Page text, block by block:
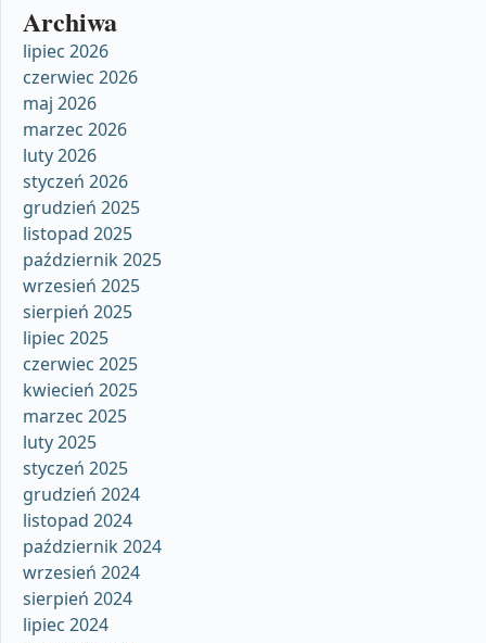
Archiwa
lipiec 2026
czerwiec 2026
maj 2026
marzec 2026
luty 2026
styczeń 2026
grudzień 2025
listopad 2025
październik 2025
wrzesień 2025
sierpień 2025
lipiec 2025
czerwiec 2025
kwiecień 2025
marzec 2025
luty 2025
styczeń 2025
grudzień 2024
listopad 2024
październik 2024
wrzesień 2024
sierpień 2024
lipiec 2024